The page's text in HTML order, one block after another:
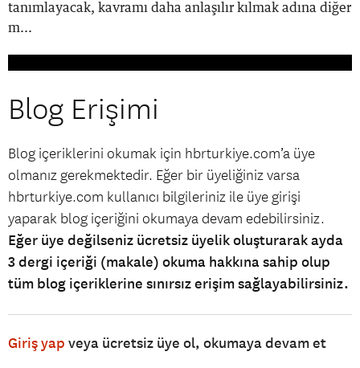
tanımlayacak, kavramı daha anlaşılır kılmak adına diğer
m...
Blog Erişimi
Blog içeriklerini okumak için hbrturkiye.com’a üye
olmanız gerekmektedir. Eğer bir üyeliğiniz varsa
hbrturkiye.com kullanıcı bilgileriniz ile üye girişi
yaparak blog içeriğini okumaya devam edebilirsiniz.
Eğer üye değilseniz ücretsiz üyelik oluşturarak ayda
3 dergi içeriği (makale) okuma hakkına sahip olup
tüm blog içeriklerine sınırsız erişim sağlayabilirsiniz.
Giriş yap veya ücretsiz üye ol, okumaya devam et